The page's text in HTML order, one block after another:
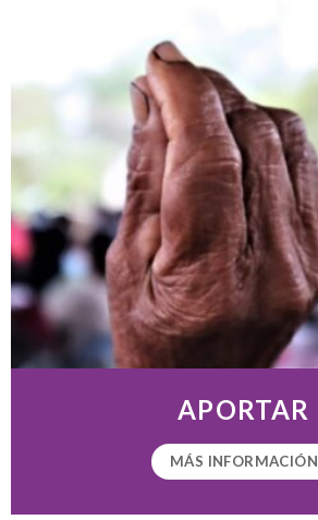
APORTAR
MÁS INFORMACIÓN